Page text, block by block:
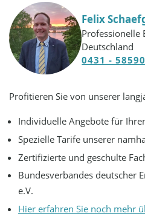
Felix
Professionelle
Deutschland
0431 -
Profitieren Sie von unserer
Individuelle Angebote für
Spezielle Tarife unserer
Zertifizierte und geschulte
Bundesverbandes deutscher
e.V.
Hier erfahren Sie noch mehr